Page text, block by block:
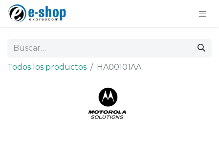
Todos los productos HA00101AA